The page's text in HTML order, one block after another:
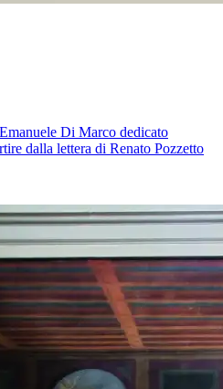
Di Marco dedicato
dalla lettera di Renato Pozzetto